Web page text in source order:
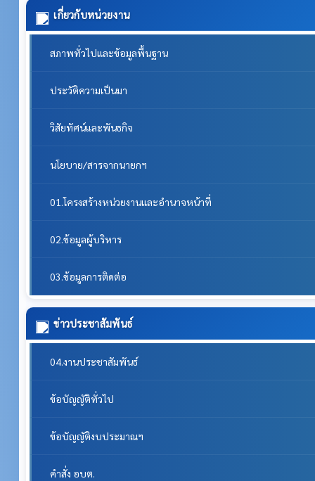
เกี่ยวกับหน่วยงาน
สภาพทั่วไปและข้อมูลพื้นฐาน
ประวัติความเป็นมา
วิสัยทัศน์และพันธกิจ
นโยบาย/สารจากนายกฯ
01.โครงสร้างหน่วยงานและอำนาจหน้าที่
02.ข้อมูลผู้บริหาร
03.ข้อมูลการติดต่อ
ข่าวประชาสัมพันธ์
04.งานประชาสัมพันธ์
ข้อบัญญัติทั่วไป
ข้อบัญญัติงบประมาณฯ
คำสั่ง อบต.